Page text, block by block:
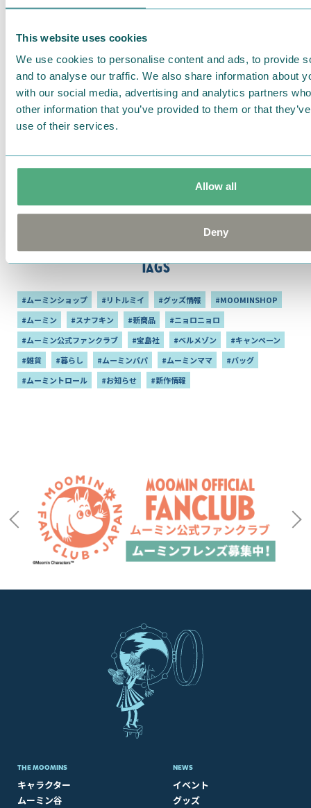
This website uses cookies
We use cookies to personalise content and ads, to provide
and to analyse our traffic. We also share information about
with our social media, advertising and analytics partners
other information that you’ve provided to them or that
use of their services.
Allow all
Deny
2026.07.20
ーミン アラビアから新作が続々登
場！/ヨクサル&スナフキンの新作
Tags
#ムーミンショップ #リトルミイ #グッズ情報
#MOOMINSHOP
#ムーミン
#スナフキン #新商品
#ニョロニョロ
#ムーミン公式ファンクラブ
#宝島社 #ベルメゾン
#キャンペーン
#雑貨
#暮らし #ムーミンパパ #ムーミンママ
#バッグ
#ムーミントロール
#お知らせ #新作情報
THE MOOMINS
キャラクター
ムーミン谷
NEWS
イベント
グッズ